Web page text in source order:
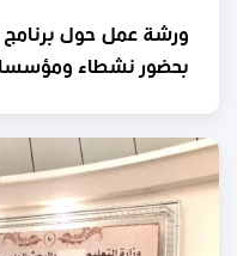
ورشة عمل حول برنامج
بحضور نشطاء